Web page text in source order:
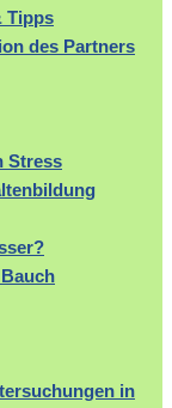
Tipps
des Partners
Stress
in